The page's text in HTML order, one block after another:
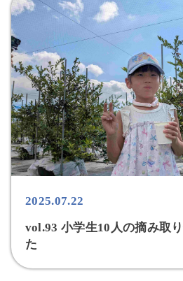
2025.07.22
vol.93 小学生10人の摘み取
た